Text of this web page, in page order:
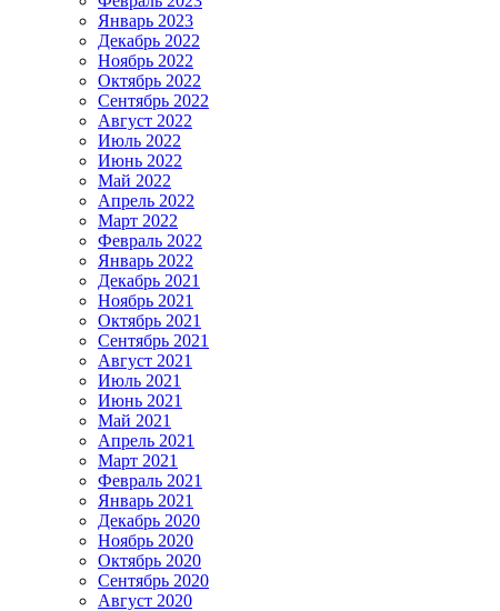
Январь 2023
Декабрь 2022
Ноябрь 2022
Октябрь 2022
Сентябрь 2022
Август 2022
Июль 2022
Июнь 2022
Май 2022
Апрель 2022
Март 2022
Февраль 2022
Январь 2022
Декабрь 2021
Ноябрь 2021
Октябрь 2021
Сентябрь 2021
Август 2021
Июль 2021
Июнь 2021
Май 2021
Апрель 2021
Март 2021
Февраль 2021
Январь 2021
Декабрь 2020
Ноябрь 2020
Октябрь 2020
Сентябрь 2020
Август 2020